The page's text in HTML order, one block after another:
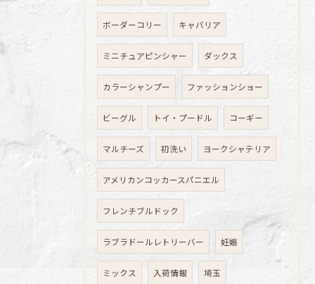
ボーダーコリー キャバリア
ミニチュアピンシャー ダックス
カラーシャンプー ファッションショー
ビーグル トイ・プードル コーギー
マルチーズ 初洗い ヨークシャテリア
アメリカンコッカースパニエル
フレンチブルドック
ラブラドールレトリーバー 妊娠
ミックス 入荷情報 埼玉